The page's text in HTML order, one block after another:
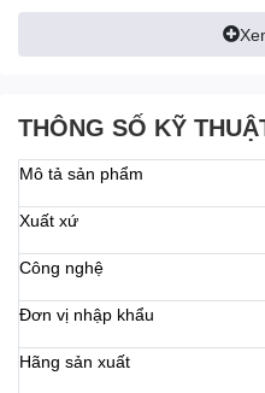
Móc cẩu được rèn nhiệt
Tính cơ động cao nhờ
Kiểm tra và thay dầu hộp
Cảnh báo
Không dùng để nâng hạ hàng
Cấu tạo Pa lăng cáp điện
THÔNG SỐ KỸ
Mô tả sản phẩm
Xuất xứ
Công nghệ
Đơn vị nhập khẩu
Hãng sản xuất